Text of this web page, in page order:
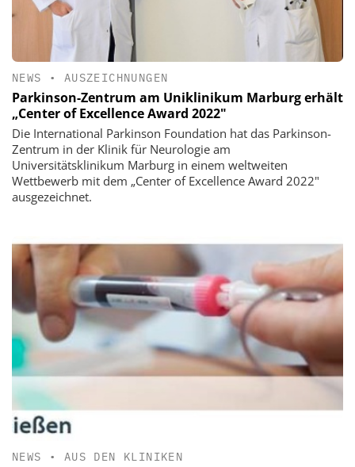
NEWS • AUSZEICHNUNGEN
Parkinson-Zentrum am Uniklinikum Marburg erhält
„Center of Excellence Award 2022"
Die International Parkinson Foundation hat das Parkinson-
Zentrum in der Klinik für Neurologie am
Universitätsklinikum Marburg in einem weltweiten
Wettbewerb mit dem „Center of Excellence Award 2022"
ausgezeichnet.
NEWS • AUS DEN KLINIKEN